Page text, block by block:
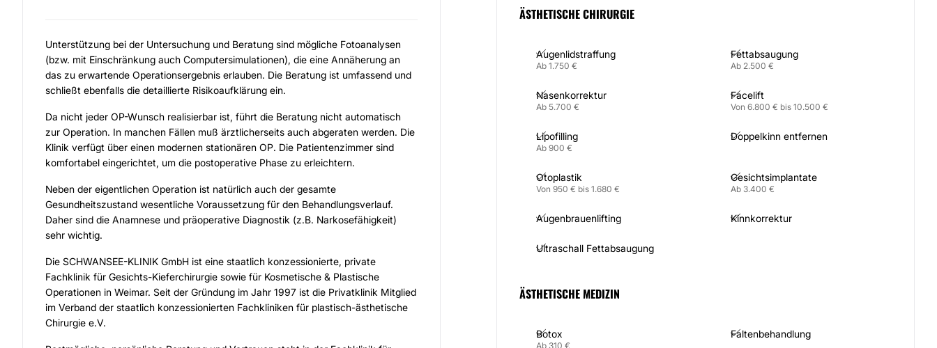
Unterstützung bei der Untersuchung und Beratung sind mögliche Fotoanalysen
(bzw. mit Einschränkung auch Computersimulationen), die eine Annäherung an
das zu erwartende Operationsergebnis erlauben. Die Beratung ist umfassend und
schließt ebenfalls die detaillierte Risikoaufklärung ein.
Da nicht jeder OP-Wunsch realisierbar ist, führt die Beratung nicht automatisch
zur Operation. In manchen Fällen muß ärztlicherseits auch abgeraten werden. Die
Klinik verfügt über einen modernen stationären OP. Die Patientenzimmer sind
komfortabel eingerichtet, um die postoperative Phase zu erleichtern.
Neben der eigentlichen Operation ist natürlich auch der gesamte
Gesundheitszustand wesentliche Voraussetzung für den Behandlungsverlauf.
Daher sind die Anamnese und präoperative Diagnostik (z.B. Narkosefähigkeit)
sehr wichtig.
Die SCHWANSEE-KLINIK GmbH ist eine staatlich konzessionierte, private
Fachklinik für Gesichts-Kieferchirurgie sowie für Kosmetische & Plastische
Operationen in Weimar. Seit der Gründung im Jahr 1997 ist die Privatklinik Mitglied
im Verband der staatlich konzessionierten Fachkliniken für plastisch-ästhetische
Chirurgie e.V.
ÄSTHETISCHE CHIRURGIE
Augenlidstraffung
Ab 1.750 €
Fettabsaugung
Ab 2.500 €
Nasenkorrektur
Ab 5.700 €
Facelift
Von 6.800 € bis 10.500 €
Lipofilling
Ab 900 €
Doppelkinn entfernen
Otoplastik
Von 950 € bis 1.680 €
Gesichtsimplantate
Ab 3.400 €
Augenbrauenlifting Kinnkorrektur
Ultraschall Fettabsaugung
ÄSTHETISCHE MEDIZIN
Botox
Ab 310 €
Faltenbehandlung